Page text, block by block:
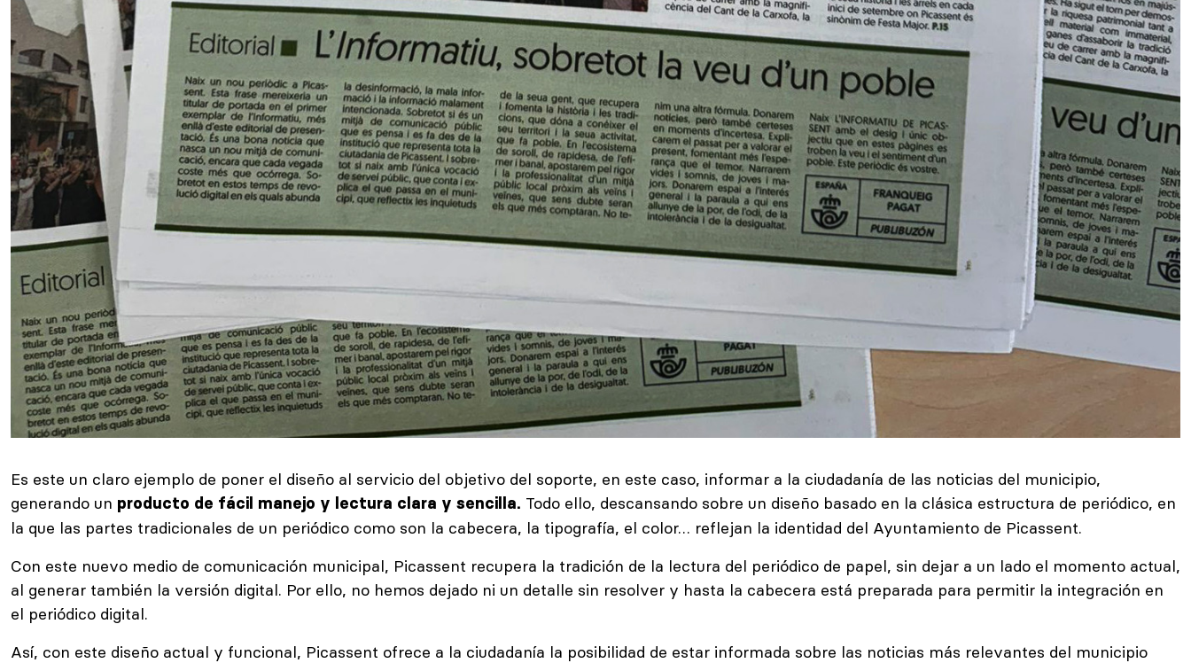
Es este un claro ejemplo de poner el diseño al servicio del objetivo del soporte, en este caso, informar a la ciudadanía de las noticias del municipio,
generando un producto de fácil manejo y lectura clara y sencilla. Todo ello, descansando sobre un diseño basado en la clásica estructura de periódico, en
la que las partes tradicionales de un periódico como son la cabecera, la tipografía, el color… reflejan la identidad del Ayuntamiento de Picassent.
Con este nuevo medio de comunicación municipal, Picassent recupera la tradición de la lectura del periódico de papel, sin dejar a un lado el momento actual,
al generar también la versión digital. Por ello, no hemos dejado ni un detalle sin resolver y hasta la cabecera está preparada para permitir la integración en
el periódico digital.
Así, con este diseño actual y funcional, Picassent ofrece a la ciudadanía la posibilidad de estar informada sobre las noticias más relevantes del municipio